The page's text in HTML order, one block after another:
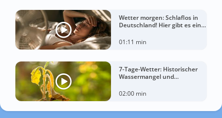
Wetter morgen: Schlaflos in
Deutschland! Hier gibt es eine
01:11 min
7-Tage-Wetter: Historischer
Wassermangel und
02:00 min